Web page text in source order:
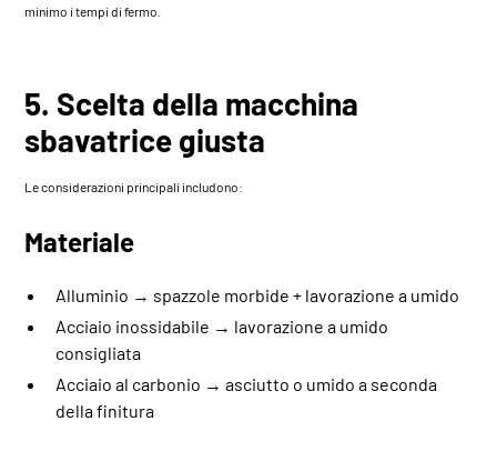
minimo i tempi di fermo.
5. Scelta della macchina
sbavatrice giusta
Le considerazioni principali includono:
Materiale
Alluminio → spazzole morbide + lavorazione a umido
Acciaio inossidabile → lavorazione a umido
consigliata
Acciaio al carbonio → asciutto o umido a seconda
della finitura